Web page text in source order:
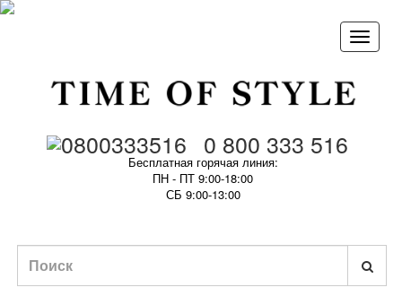
0 800 333 516
Бесплатная горячая линия:
ПН - ПТ 9:00-18:00
СБ 9:00-13:00